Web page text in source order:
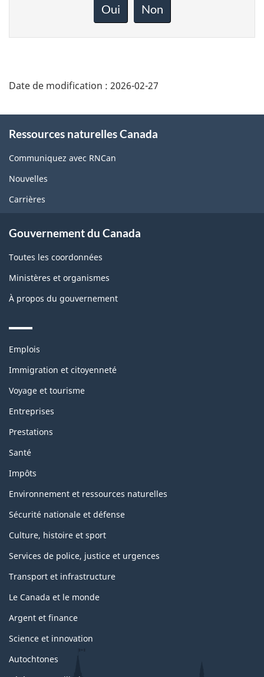
page
Oui Non
Date de modification : 2026-02-27
this
site
Ressources naturelles Canada
Communiquez avec RNCan
Nouvelles
Carrières
Gouvernement du Canada
Toutes les coordonnées
Ministères et organismes
À propos du gouvernement
Themes
topics
Emplois
Immigration et citoyenneté
Voyage et tourisme
Entreprises
Prestations
Santé
Impôts
Environnement et ressources naturelles
Sécurité nationale et défense
Culture, histoire et sport
Services de police, justice et urgences
Transport et infrastructure
Le Canada et le monde
Argent et finance
Science et innovation
Autochtones